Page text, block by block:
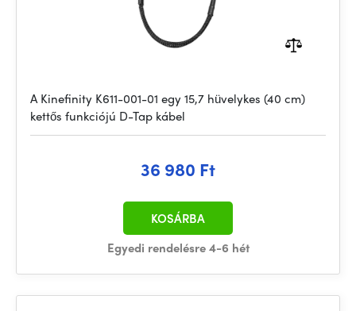
A Kinefinity K611-001-01 egy 15,7 hüvelykes (40 cm)
kettős funkciójú D-Tap kábel
36 980 Ft
Egyedi rendelésre 4-6 hét
KOSÁRBA